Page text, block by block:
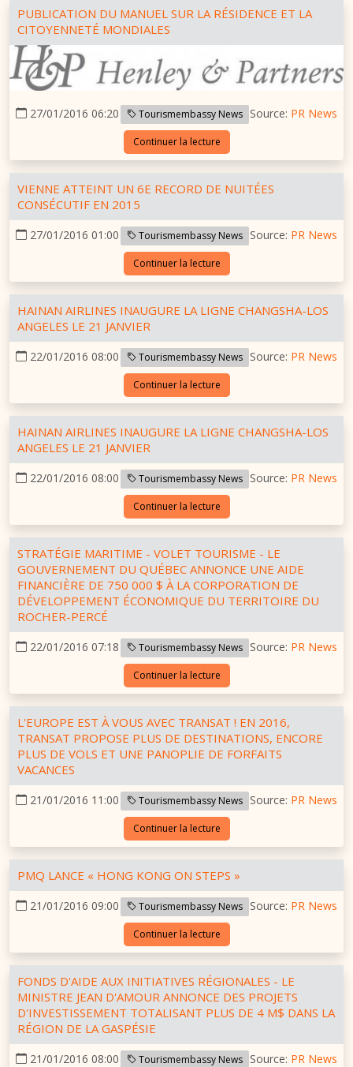
PUBLICATION DU MANUEL SUR LA RÉSIDENCE ET LA
CITOYENNETÉ MONDIALES
27/01/2016 06:20 Tourismembassy News Source: PR News
Continuer la lecture
VIENNE ATTEINT UN 6E RECORD DE NUITÉES
CONSÉCUTIF EN 2015
27/01/2016 01:00 Tourismembassy News Source: PR News
Continuer la lecture
HAINAN AIRLINES INAUGURE LA LIGNE CHANGSHA-LOS
ANGELES LE 21 JANVIER
22/01/2016 08:00 Tourismembassy News Source: PR News
Continuer la lecture
HAINAN AIRLINES INAUGURE LA LIGNE CHANGSHA-LOS
ANGELES LE 21 JANVIER
22/01/2016 08:00 Tourismembassy News Source: PR News
Continuer la lecture
STRATÉGIE MARITIME - VOLET TOURISME - LE
GOUVERNEMENT DU QUÉBEC ANNONCE UNE AIDE
FINANCIÈRE DE 750 000 $ À LA CORPORATION DE
DÉVELOPPEMENT ÉCONOMIQUE DU TERRITOIRE DU
ROCHER-PERCÉ
22/01/2016 07:18 Tourismembassy News Source: PR News
Continuer la lecture
L'EUROPE EST À VOUS AVEC TRANSAT ! EN 2016,
TRANSAT PROPOSE PLUS DE DESTINATIONS, ENCORE
PLUS DE VOLS ET UNE PANOPLIE DE FORFAITS
VACANCES
21/01/2016 11:00 Tourismembassy News Source: PR News
Continuer la lecture
PMQ LANCE « HONG KONG ON STEPS »
21/01/2016 09:00 Tourismembassy News Source: PR News
Continuer la lecture
FONDS D'AIDE AUX INITIATIVES RÉGIONALES - LE
MINISTRE JEAN D'AMOUR ANNONCE DES PROJETS
D'INVESTISSEMENT TOTALISANT PLUS DE 4 M$ DANS LA
RÉGION DE LA GASPÉSIE
21/01/2016 08:00 Tourismembassy News Source: PR News